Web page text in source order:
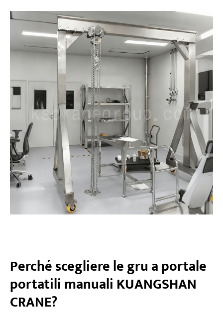
Perché scegliere le gru a portale
portatili manuali KUANGSHAN
CRANE?